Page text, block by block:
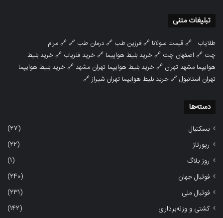
تبلیغات متنی
طلایاب 🔗قیمت سولانا 🔗فرزین طب 🔗درمان طب 🔗 🔗مرام
چت 🔗 اصفهان چت 🔗خرید بلیط هواپیما 🔗خرید فلزیاب 🔗خرید بلیط
هوایپما مشهد تهران 🔗خرید بلیط هوایپما تهران مشهد🔗خرید بلیط هوایپما
تهران استانبول🔗خرید بلیط هوایپما تهران شیراز🔗
دسته‌ها
بسکتبال
(27)
رپورتاژ
(22)
روز بلاگ
(1)
فوتبال جهان
(240)
فوتبال ملی
(231)
کشتی و وزنه‌برداری
(142)